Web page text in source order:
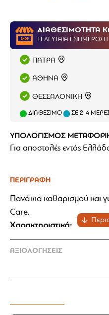
ΔΙΑΘΕΣΙΜΟΤΗΤΑ
ΤΕΛΕΥΤΑΊΑ
ΠΑΤΡΑ
ΑΘΗΝΑ
ΘΕΣΣΑΛΟΝΙΚΗ
ΔΙΑΘΈΣΙΜΟ ΣΕ 2-4
ΥΠΟΛΟΓΙΣΜΟΣ
Για αποστολές εντός
ΠΕΡΙΓΡΑΦΉ
Πανάκια καθαρισμού και
Care.
Χαρακτηριστικά:
Κατάλληλο για
Ιδανική εφαρμογή
Σε συνδυασμό με
μοτοσυκλέτας
ΑΞΙΟΛΟΓΗΣΕΙΣ